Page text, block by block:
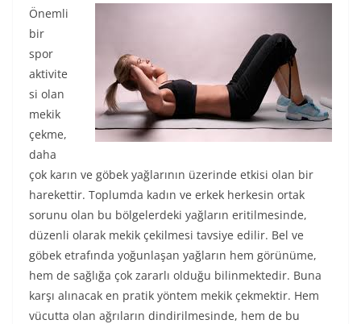
Önemli
bir
spor
aktivite
si olan
mekik
çekme,
daha
çok karın ve göbek yağlarının üzerinde etkisi olan bir
harekettir. Toplumda kadın ve erkek herkesin ortak
sorunu olan bu bölgelerdeki yağların eritilmesinde,
düzenli olarak mekik çekilmesi tavsiye edilir. Bel ve
göbek etrafında yoğunlaşan yağların hem görünüme,
hem de sağlığa çok zararlı olduğu bilinmektedir. Buna
karşı alınacak en pratik yöntem mekik çekmektir. Hem
vücutta olan ağrıların dindirilmesinde, hem de bu